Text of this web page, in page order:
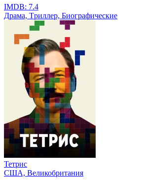
IMDB: 7.4
Драма, Tриллер, Биографические
Тетрис
США, Великобритания